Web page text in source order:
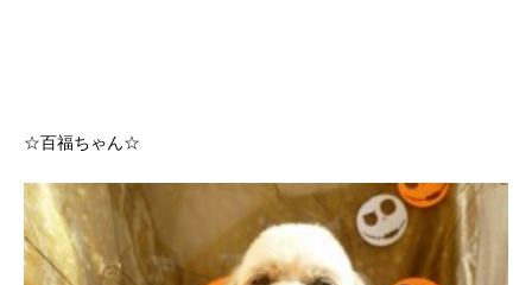
☆百福ちゃん☆